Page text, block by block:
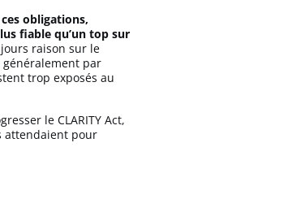
obligations,
fiable qu’un top sur
raison sur le
par
trop exposés au
le CLARITY Act,
attendaient pour